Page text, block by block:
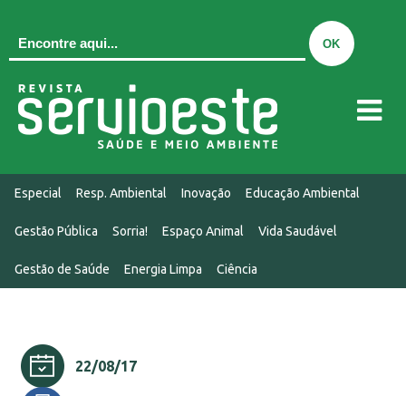
Especial Resp. Ambiental Inovação Educação Ambiental
Gestão Pública Sorria! Espaço Animal Vida Saudável
Gestão de Saúde Energia Limpa Ciência
QUEM SOMOS
MIDIAKIT
22/08/17